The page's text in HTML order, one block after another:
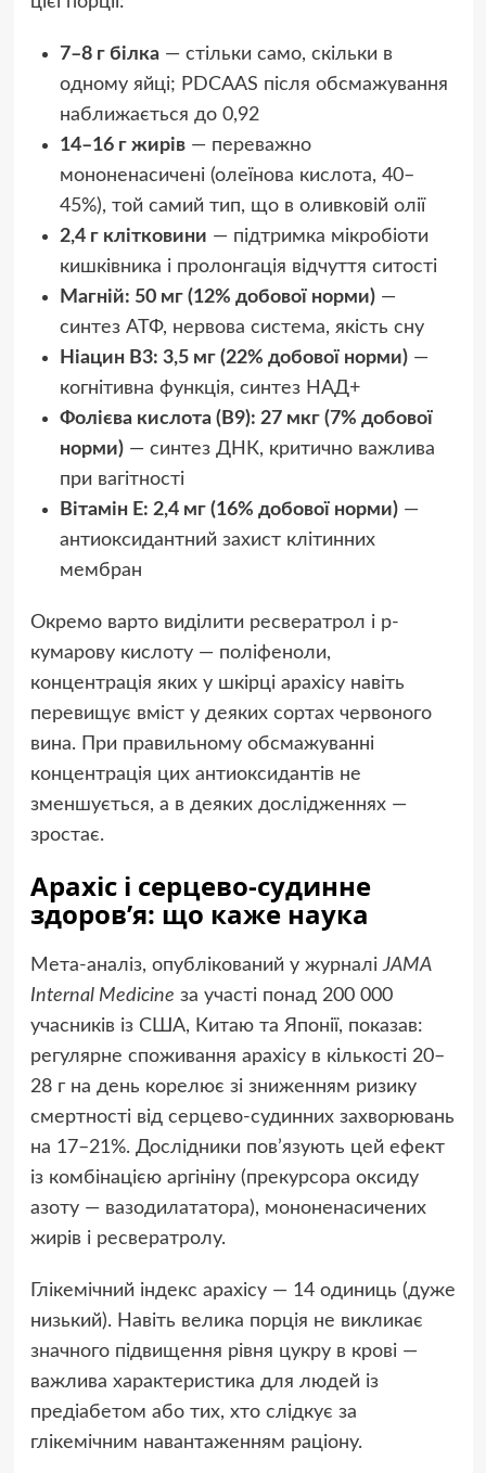
7–8 г білка— стільки само, скільки в
одному яйці; PDCAAS після обсмажування
наближається до 0,92
14–16 г жирів— переважно
мононенасичені (олеїнова кислота, 40–
45%), той самий тип, що в оливковій олії
2,4 г клітковини — підтримка мікробіоти
кишківника і пролонгація відчуття ситості
Магній: 50 мг (12% добової норми)—
синтез АТФ, нервова система, якість сну
Ніацин B3: 3,5 мг (22% добової норми)—
когнітивна функція, синтез НАД+
Фолієва кислота (B9): 27 мкг (7% добової
норми)— синтез ДНК, критично важлива
при вагітності
Вітамін E: 2,4 мг (16% добової норми)—
антиоксидантний захист клітинних
мембран
Окремо варто виділити ресвератрол і р-
кумарову кислоту — поліфеноли,
концентрація яких у шкірці арахісу навіть
перевищує вміст у деяких сортах червоного
вина. При правильному обсмажуванні
концентрація цих антиоксидантів не
зменшується, а в деяких дослідженнях —
зростає.
Арахіс і серцево-судинне
здоров’я: що каже наука
Мета-аналіз, опублікований у журналіJAMA
Internal Medicine за участі понад 200 000
учасників із США, Китаю та Японії, показав:
регулярне споживання арахісу в кількості 20–
28 г на день корелює зі зниженням ризику
смертності від серцево-судинних захворювань
на 17–21%. Дослідники пов’язують цей ефект
із комбінацією аргініну (прекурсора оксиду
азоту — вазодилататора), мононенасичених
жирів і ресвератролу.
Глікемічний індекс арахісу — 14 одиниць (дуже
низький). Навіть велика порція не викликає
значного підвищення рівня цукру в крові —
важлива характеристика для людей із
предіабетом або тих, хто слідкує за
глікемічним навантаженням раціону.